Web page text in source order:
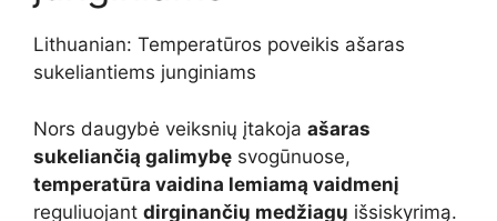
Lithuanian: Temperatūros poveikis ašaras
sukeliantiems junginiams
Nors daugybė veiksnių įtakoja ašaras
sukeliančią galimybę svogūnuose,
temperatūra vaidina lemiamą vaidmenį
reguliuojant dirginančių medžiagų išsiskyrimą.